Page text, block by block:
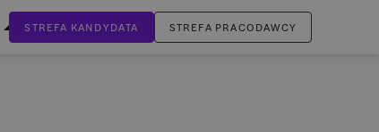
STREFA KANDYDATA STREFA PRACODAWCY